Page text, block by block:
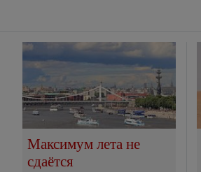
Максимум лета не
сдаётся